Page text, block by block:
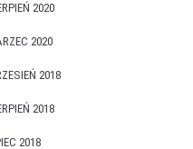
2020
2020
2018
2018
2018